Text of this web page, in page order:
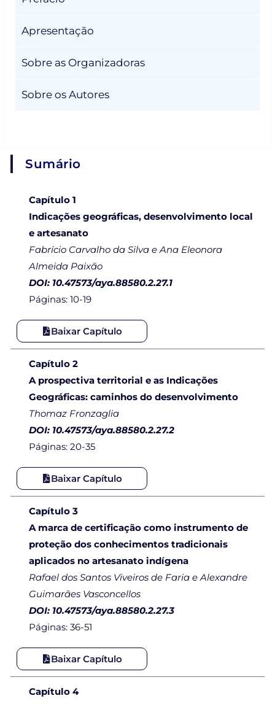
Apresentação
Sobre as Organizadoras
Sobre os Autores
Sumário
Capítulo 1
Indicações geográficas, desenvolvimento local
e artesanato
Fabrício Carvalho da Silva e Ana Eleonora
Almeida Paixão
DOI: 10.47573/aya.88580.2.27.1
Páginas: 10-19
Baixar Capítulo
Capítulo 2
A prospectiva territorial e as Indicações
Geográficas: caminhos do desenvolvimento
Thomaz Fronzaglia
DOI: 10.47573/aya.88580.2.27.2
Páginas: 20-35
Baixar Capítulo
Capítulo 3
A marca de certificação como instrumento de
proteção dos conhecimentos tradicionais
aplicados no artesanato indígena
Rafael dos Santos Viveiros de Faria e Alexandre
Guimarães Vasconcellos
DOI: 10.47573/aya.88580.2.27.3
Páginas: 36-51
Baixar Capítulo
Capítulo 4